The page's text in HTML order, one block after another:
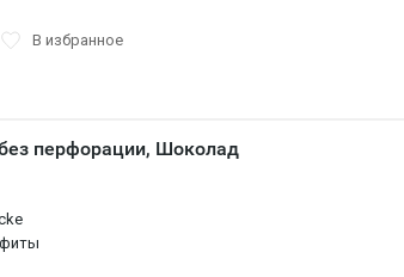
В избранное
перфорации, Шоколад